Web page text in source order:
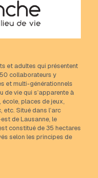
et adultes qui présentent
collaborateurs y
et multi-générationnels
de vie qui s’apparente à
places de jeux,
Situé dans l’arc
de Lausanne, le
constitué de 35 hectares
selon les principes de